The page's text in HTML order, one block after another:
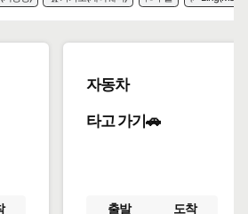
자동차
타고 가기🚗
출발 도착